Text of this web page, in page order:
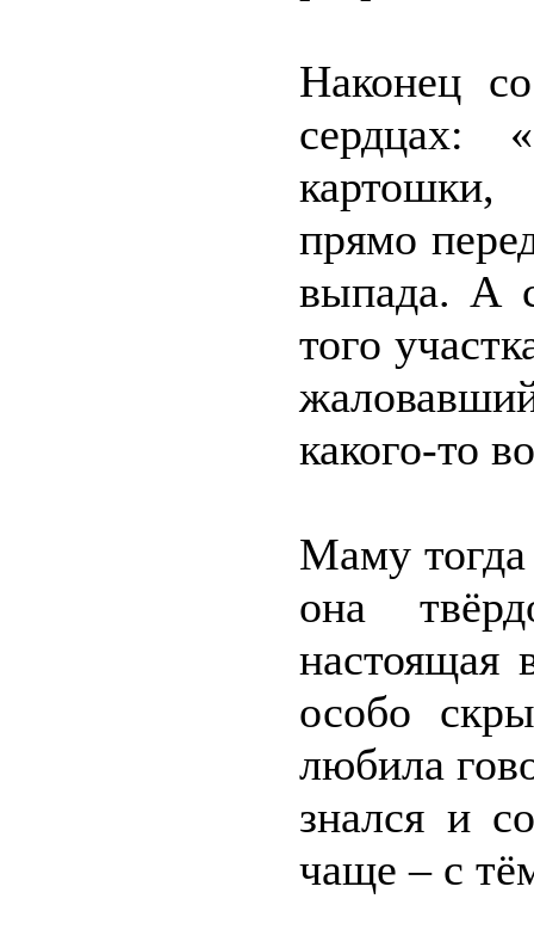
Наконец
сердцах:
прямо
выпада. А
того
какого-то
Маму тогда
она
настоящая
особо
любила
знался и
чаще – с